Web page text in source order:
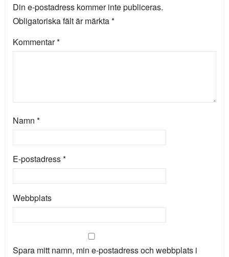
Din e-postadress kommer inte publiceras.
Obligatoriska fält är märkta*
Kommentar*
Namn *
E-postadress*
Webbplats
Spara mitt namn, min e-postadress och webbplats i